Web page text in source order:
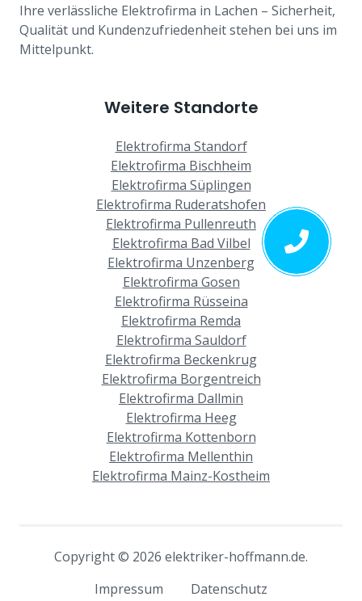
Ihre verlässliche Elektrofirma in Lachen – Sicherheit,
Qualität und Kundenzufriedenheit stehen bei uns im
Mittelpunkt.
Weitere Standorte
Elektrofirma Standorf
Elektrofirma Bischheim
Elektrofirma Süplingen
Elektrofirma Ruderatshofen
Elektrofirma Pullenreuth
Elektrofirma Bad Vilbel
Elektrofirma Unzenberg
Elektrofirma Gosen
Elektrofirma Rüsseina
Elektrofirma Remda
Elektrofirma Sauldorf
Elektrofirma Beckenkrug
Elektrofirma Borgentreich
Elektrofirma Dallmin
Elektrofirma Heeg
Elektrofirma Kottenborn
Elektrofirma Mellenthin
Elektrofirma Mainz-Kostheim
Copyright © 2026 elektriker-hoffmann.de.
Impressum
Datenschutz